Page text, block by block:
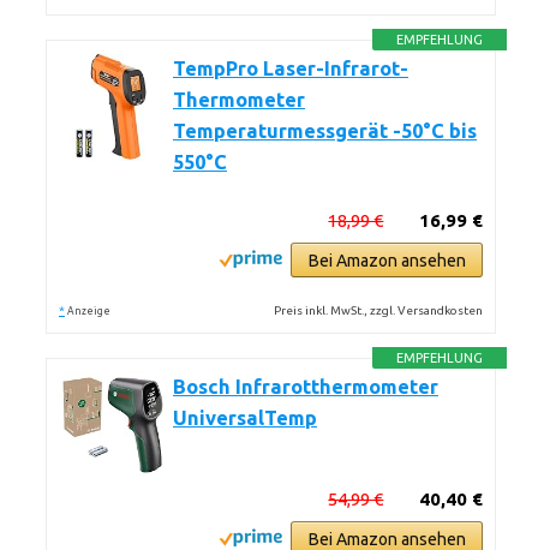
EMPFEHLUNG
TempPro Laser-Infrarot-
Thermometer
Temperaturmessgerät -50°C bis
550°C
16,99 €
18,99 €
Bei Amazon ansehen
* Anzeige Preis inkl. MwSt., zzgl. Versandkosten
EMPFEHLUNG
Bosch Infrarotthermometer
UniversalTemp
40,40 €
54,99 €
Bei Amazon ansehen